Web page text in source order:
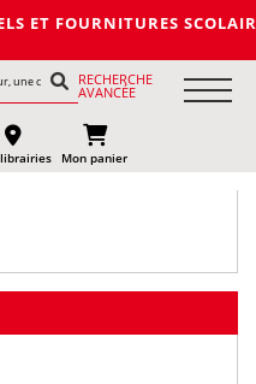
ET FOURNITURES
RECHERCHE
AVANCÉE
Mon panier